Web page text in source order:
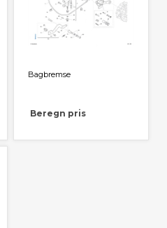
Bagbremse
Beregn pris